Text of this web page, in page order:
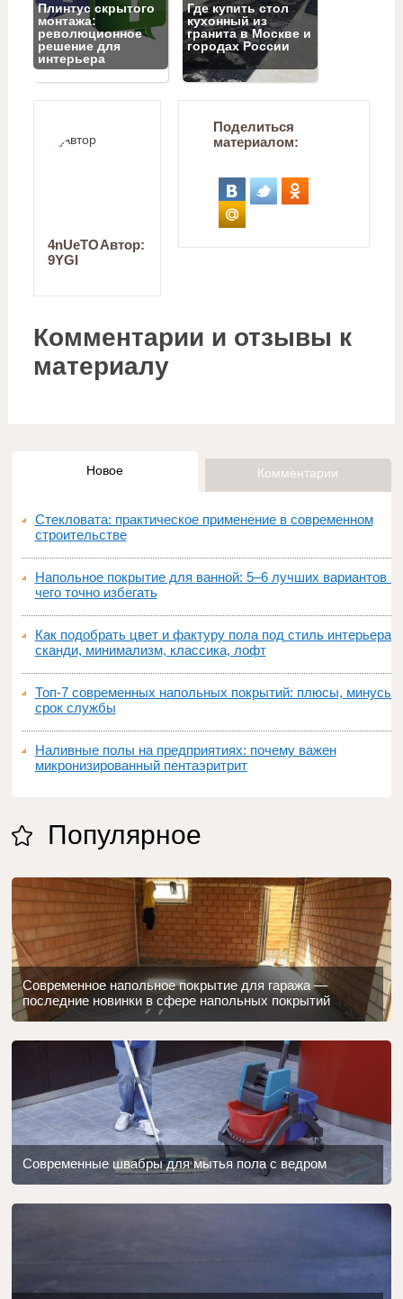
Плинтус скрытого
монтажа:
революционное
решение для
интерьера
Где купить стол
кухонный из
гранита в Москве и
городах России
Автор:
4nUeTO
9YGI
Поделиться
материалом:
Комментарии и отзывы к
материалу
Новое Комментарии
Стекловата: практическое применение в современном
строительстве
Напольное покрытие для ванной: 5–6 лучших вариантов и
чего точно избегать
Как подобрать цвет и фактуру пола под стиль интерьера:
сканди, минимализм, классика, лофт
Топ‑7 современных напольных покрытий: плюсы, минусы,
срок службы
Наливные полы на предприятиях: почему важен
микронизированный пентаэритрит
Популярное
Современное напольное покрытие для гаража —
последние новинки в сфере напольных покрытий
Современные швабры для мытья пола с ведром